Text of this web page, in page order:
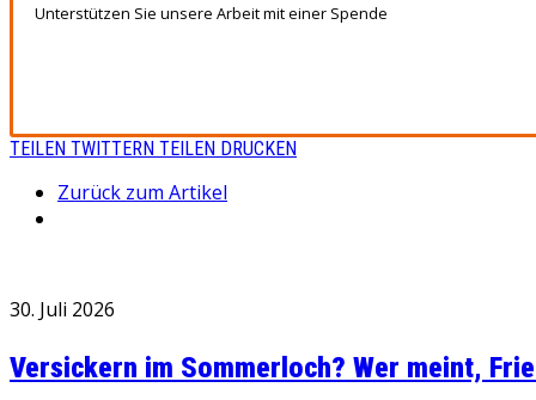
Unterstützen Sie unsere Arbeit mit einer Spende
TEILEN TWITTERN TEILEN DRUCKEN
Zurück zum Artikel
30. Juli 2026
Versickern im Sommerloch? Wer meint,